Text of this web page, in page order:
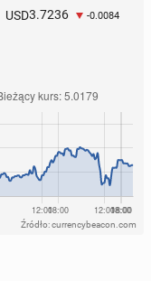
USD3.7236 -0.0084
Źródło: currencybeacon.com